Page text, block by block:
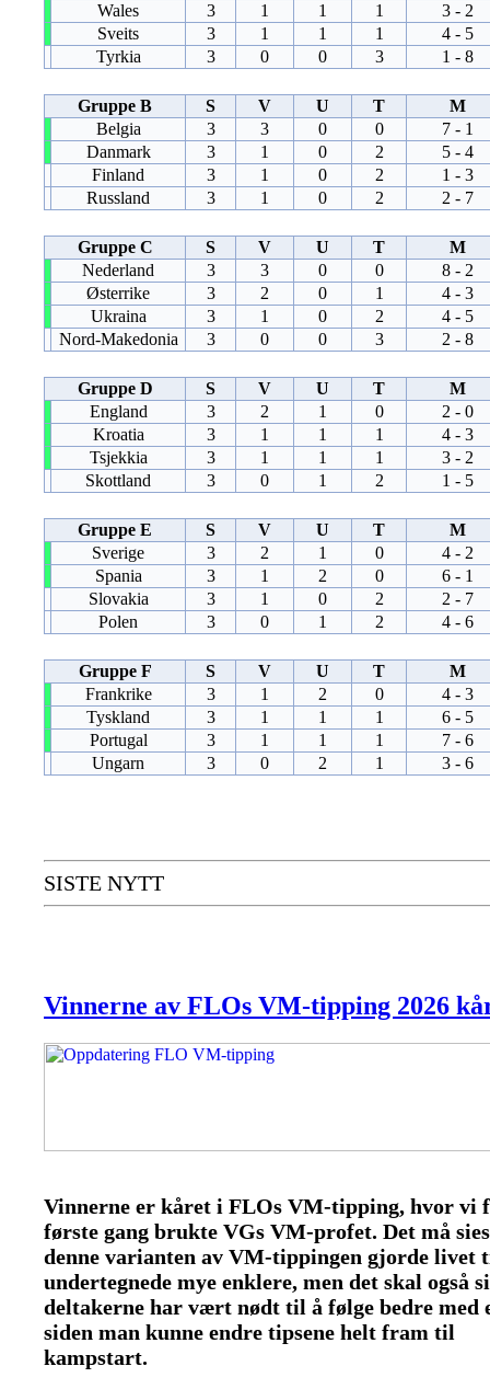
Wales
3 1 1 1
3 - 2
Sveits
3 1 1 1
4 - 5
Tyrkia
3 0 0 3 1 - 8
Gruppe B S V U T
M
Belgia
3 3 0 0
7 - 1
Danmark
3 1 0 2
5 - 4
Finland
3 1 0 2
1 - 3
Russland
3 1 0 2 2 - 7
Gruppe C S V U T
M
Nederland
3 3 0 0
8 - 2
Østerrike
3 2 0 1
4 - 3
Ukraina
3 1 0 2
4 - 5
Nord-Makedonia
3 0 0 3 2 - 8
Gruppe D S V U T
M
England
3 2 1 0
2 - 0
Kroatia
3 1 1 1
4 - 3
Tsjekkia
3 1 1 1
3 - 2
Skottland
3 0 1 2 1 - 5
Gruppe E S V U T
M
Sverige
3 2 1 0
4 - 2
Spania
3 1 2 0
6 - 1
Slovakia
3 1 0 2
2 - 7
Polen
3 0 1 2 4 - 6
Gruppe F S V U T
M
Frankrike
3 1 2 0
4 - 3
Tyskland
3 1 1 1
6 - 5
Portugal
3 1 1 1
7 - 6
Ungarn
3 0 2 1 3 - 6
SISTE NYTT
Vinnerne av FLOs VM-tipping 2026
Vinnerne er kåret i FLOs VM-tipping, hvor vi
første gang brukte VGs VM-profet. Det må
denne varianten av VM-tippingen gjorde livet
undertegnede mye enklere, men det skal også
deltakerne har vært nødt til å følge bedre med
siden man kunne endre tipsene helt fram til
kampstart.